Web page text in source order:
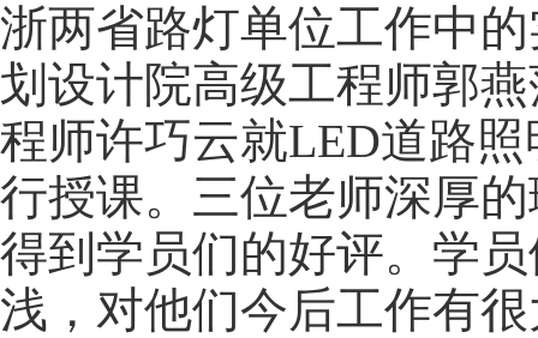
浙两省路灯单位工作中
划设计院高级工程师郭
程师许巧云就LED道路
行授课。三位老师深厚
得到学员们的好评。学
浅，对他们今后工作有